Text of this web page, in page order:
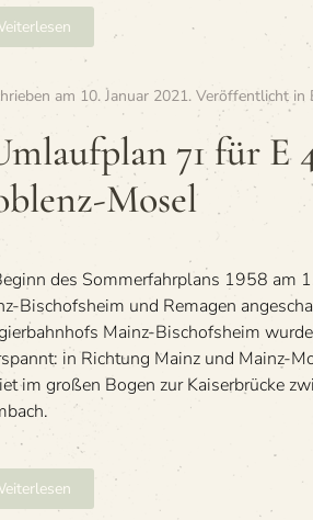
am 10. Januar 2021. Veröffentlicht in
71 für E
Mosel
des Sommerfahrplans 1958 am
Bischofsheim und Remagen
Mainz-Bischofsheim
in Richtung Mainz und Mainz-
im großen Bogen zur Kaiserbrücke